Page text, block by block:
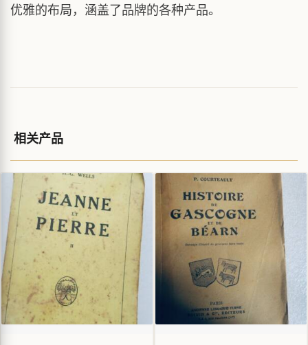
优雅的布局，涵盖了品牌的各种产品。
相关产品